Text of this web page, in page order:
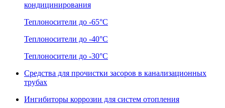
кондицинирования
Теплоносители до -65°C
Теплоносители до -40°C
Теплоносители до -30°C
Средства для прочистки засоров в канализационных
трубах
Ингибиторы коррозии для систем отопления